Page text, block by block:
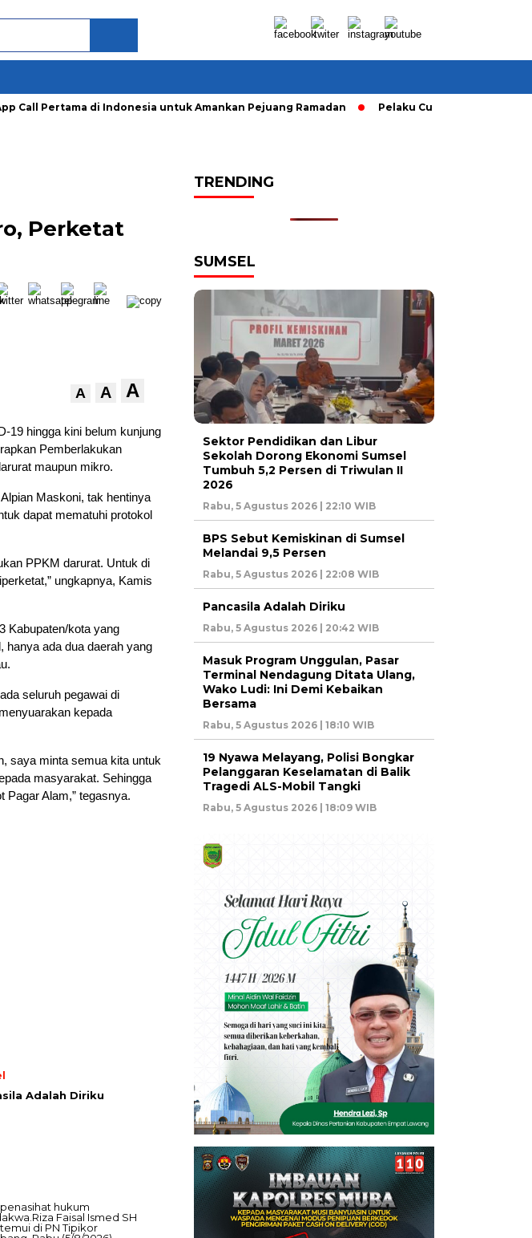
Pertama di Indonesia untuk Amankan Pejuang Ramadan Pelaku Curanmor diringkusi
Perketat
A A A
19 hingga kini belum kunjung
Pemberlakukan
maupun mikro.
Maskoni, tak hentinya
dapat mematuhi protokol
PPKM darurat. Untuk di
ungkapnya, Kamis
Kabupaten/kota yang
hanya ada dua daerah yang
seluruh pegawai di
kepada
saya minta semua kita untuk
masyarakat. Sehingga
Pagar Alam,” tegasnya.
Adalah Diriku
TRENDING
SUMSEL
Sektor Pendidikan dan Libur
Sekolah Dorong Ekonomi Sumsel
Tumbuh 5,2 Persen di Triwulan II
2026
Rabu, 5 Agustus 2026 | 22:10 WIB
BPS Sebut Kemiskinan di Sumsel
Melandai 9,5 Persen
Rabu, 5 Agustus 2026 | 22:08 WIB
Pancasila Adalah Diriku
Rabu, 5 Agustus 2026 | 20:42 WIB
Masuk Program Unggulan, Pasar
Terminal Nendagung Ditata Ulang,
Wako Ludi: Ini Demi Kebaikan
Bersama
Rabu, 5 Agustus 2026 | 18:10 WIB
19 Nyawa Melayang, Polisi Bongkar
Pelanggaran Keselamatan di Balik
Tragedi ALS-Mobil Tangki
Rabu, 5 Agustus 2026 | 18:09 WIB